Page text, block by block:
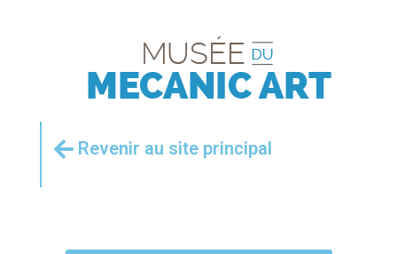
Revenir au site principal